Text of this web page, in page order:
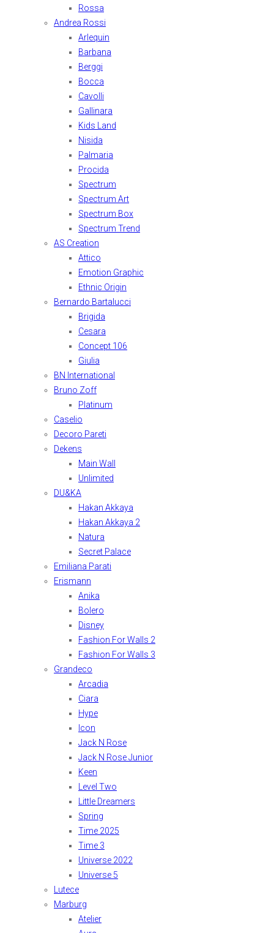
Rossa
Andrea Rossi
Arlequin
Barbana
Berggi
Bocca
Cavolli
Gallinara
Kids Land
Nisida
Palmaria
Procida
Spectrum
Spectrum Art
Spectrum Box
Spectrum Trend
AS Creation
Attico
Emotion Graphic
Ethnic Origin
Bernardo Bartalucci
Brigida
Cesara
Concept 106
Giulia
BN International
Bruno Zoff
Platinum
Caselio
Decoro Pareti
Dekens
Main Wall
Unlimited
DU&KA
Hakan Akkaya
Hakan Akkaya 2
Natura
Secret Palace
Emiliana Parati
Erismann
Anika
Bolero
Disney
Fashion For Walls 2
Fashion For Walls 3
Grandeco
Arcadia
Ciara
Hype
Icon
Jack N Rose
Jack N Rose Junior
Keen
Level Two
Little Dreamers
Spring
Time 2025
Time 3
Universe 2022
Universe 5
Lutece
Marburg
Atelier